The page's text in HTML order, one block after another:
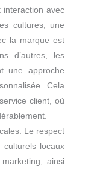
interaction avec
cultures, une
la marque est
d’autres, les
une approche
Cela
client, où
Le respect
locaux
ainsi